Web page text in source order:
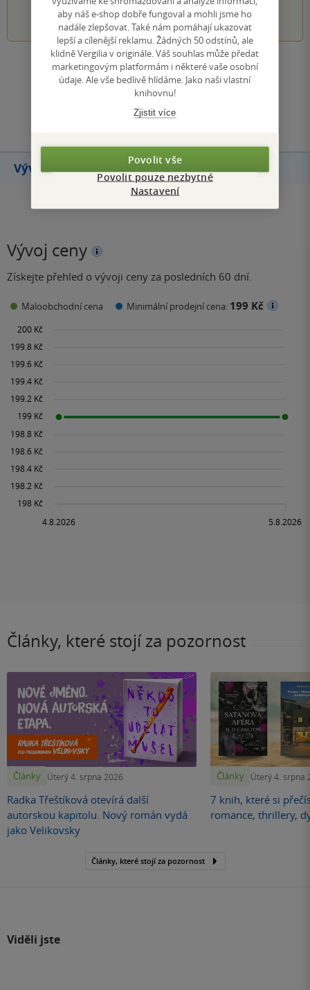
1 2 3 4 5
Zobrazit všechna hodnocení
Přidat hodnocení
Vývoj ceny
Vývoj ceny
Získejte přehled o vývoji ceny za posledních 60 dní.
Maloobchodní cena Minimální prodejní cena: 199 Kč
Články, které stojí za pozornost
Články Úterý 4. srpna 2026
Radka Třeštíková otevírá další
autorskou kapitolu. Nový román vydá
jako Velikovsky
Články Úterý 4. srpna
7 knih, které si
romance, thrillery,
Články, které stojí za pozornost
Viděli jste
aby náš e-shop dobře fungoval a mohli jsme ho
nadále zlepšovat. Také nám pomáhají ukazovat
lepší a cílenější reklamu. Žádných 50 odstínů, ale
klidně Vergilia v originále. Váš souhlas může předat
marketingovým platformám i některé vaše osobní
údaje. Ale vše bedlivě hlídáme. Jako naši vlastní
knihovnu!
Zjistit více
Povolit vše
Povolit pouze nezbytné
Nastavení